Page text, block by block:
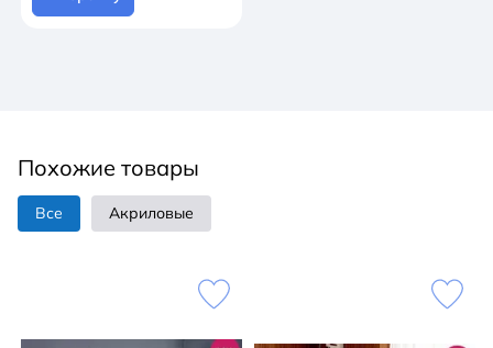
Похожие товары
Все Акриловые